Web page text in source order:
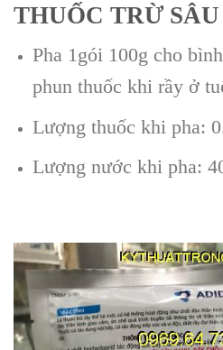
THUỐC TRỪ
Pha 1gói 100g cho
phun thuốc khi rầy ở
Lượng thuốc khi pha:
Lượng nước khi pha: